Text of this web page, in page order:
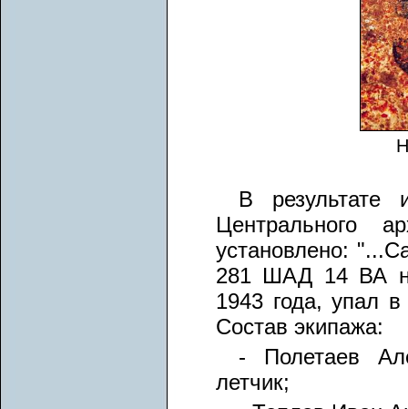
В результате
Центрального
установлено:
281 ШАД 14 ВА
1943 года, упал
Состав экипажа:
- Полетаев
летчик;